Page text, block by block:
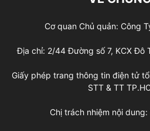
Cơ quan Chủ quản: Công
Địa chỉ: 2/44 Đường số 7, KCX Đô
Giấy phép trang thông tin điện tử
STT & TT
Chị trách nhiệm nội dung: